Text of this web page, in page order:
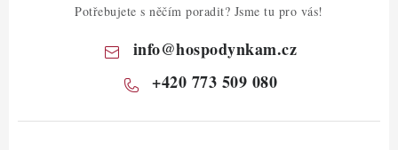
Potřebujete s něčím poradit? Jsme tu pro vás!
info@hospodynkam.cz
+420 773 509 080